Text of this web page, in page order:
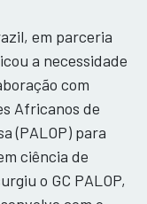
em parceria
a necessidade
com
Africanos de
(PALOP) para
ciência de
o GC PALOP,